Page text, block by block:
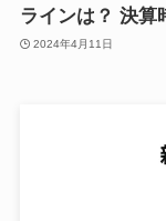
ラインは？ 決算
2024年4月11日